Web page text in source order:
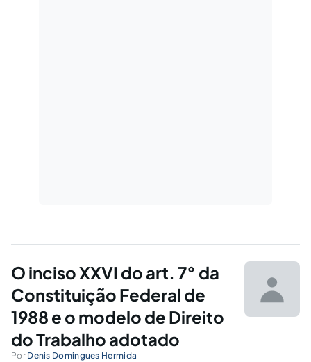
O inciso XXVI do art. 7° da
Constituição Federal de
1988 e o modelo de Direito
do Trabalho adotado
Por Denis Domingues Hermida